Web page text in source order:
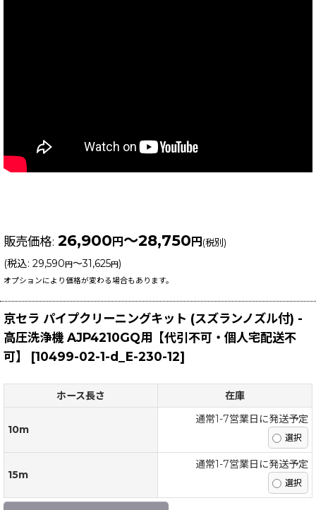
販売価格: 26,900 円 ～28,750 円 (税別)
(税込: 29,590 円～31,625円)
オプションにより価格が変わる場合もあります。
京セラ パイプクリーニングキット (スズランノズル付) -
高圧洗浄機 AJP4210GQ用【代引不可・個人宅配送不
可】
[10499-02-1-d_E-230-12]
ホース長さ 在庫
10m
通常1-7営業日に発送予定
15m
通常1-7営業日に発送予定